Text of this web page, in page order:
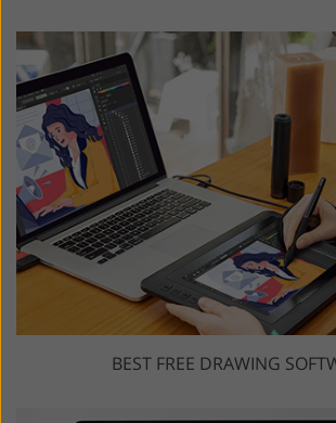
BEST FREE DRAWING